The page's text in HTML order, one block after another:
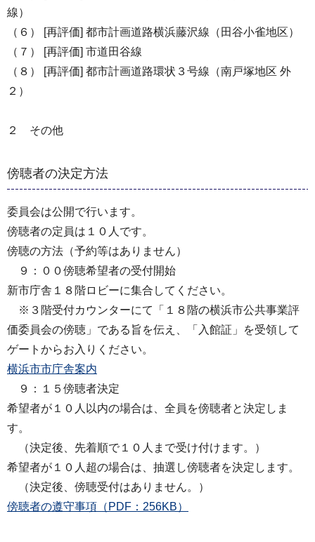
線）
（６） [再評価] 都市計画道路横浜藤沢線（田谷小雀地区）
（７） [再評価] 市道田谷線
（８） [再評価] 都市計画道路環状３号線（南戸塚地区 外
２）
２ その他
傍聴者の決定方法
委員会は公開で行います。
傍聴者の定員は１０人です。
傍聴の方法（予約等はありません）
９：００傍聴希望者の受付開始
新市庁舎１８階ロビーに集合してください。
※３階受付カウンターにて「１８階の横浜市公共事業評
価委員会の傍聴」である旨を伝え、「入館証」を受領して
ゲートからお入りください。
横浜市市庁舎案内
９：１５傍聴者決定
希望者が１０人以内の場合は、全員を傍聴者と決定しま
す。
（決定後、先着順で１０人まで受け付けます。）
希望者が１０人超の場合は、抽選し傍聴者を決定します。
（決定後、傍聴受付はありません。）
傍聴者の遵守事項（PDF：256KB）